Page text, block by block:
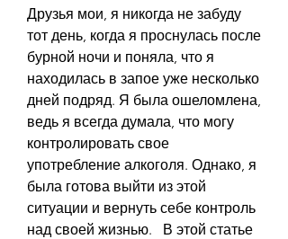
Друзья мои, я никогда не забуду
тот день, когда я проснулась после
бурной ночи и поняла, что я
находилась в запое уже несколько
дней подряд. Я была ошеломлена,
ведь я всегда думала, что могу
контролировать свое
употребление алкоголя. Однако, я
была готова выйти из этой
ситуации и вернуть себе контроль
над своей жизнью.   В этой статье